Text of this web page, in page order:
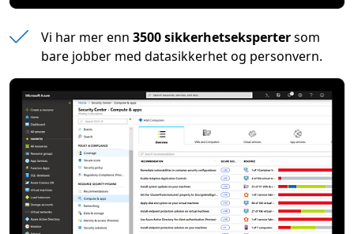
Vi har mer enn 3500 sikkerhetsekspertersom
bare jobber med datasikkerhet og personvern.